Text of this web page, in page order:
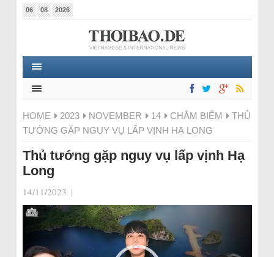
06 08 2026
HOME 2023 NOVEMBER 14 CHÂM BIẾM
THỦ
TƯỚNG GẶP NGUY VỤ LẤP VỊNH HẠ LONG
Thủ tướng gặp nguy vụ lấp vịnh Hạ
Long
14/11/2023 |
Video-
Player